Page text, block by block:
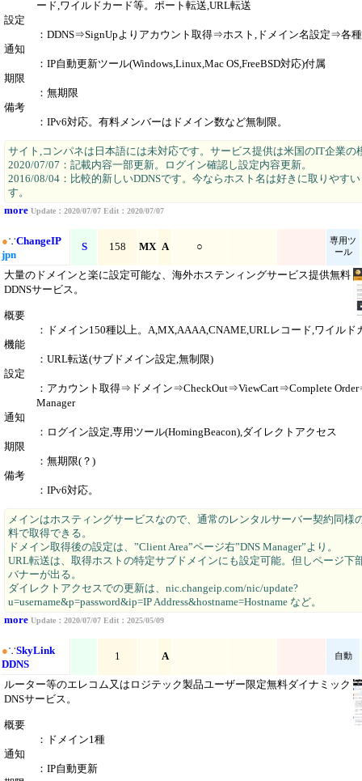
ード,ワイルドカード等。ポート転送,URL転送
設定
：DDNS⇒SignUpよりアカウント取得⇒ホスト,ドメイン名設定⇒各
通知
：IP自動更新ツール(Windows,Linux,Mac OS,FreeBSD対応)付属
期限
：無期限
備考
：IPv6対応。有料メンバーはドメイン数など無制限。
サイト,コンパネは日本語には未対応です。サービス提供は米国のIT企業の
2020/07/07：記載内容一部更新。ログイン確認し設定内容更新。
2016/08/04：比較的新しいDDNSです。今ならホスト名は好きに取りやす
す。
more Update：2020/07/07 Edit：2020/07/07
●∵ChangeIP
jpn
S 158 MX A ○
専用ツ
ール
大量のドメインと楽に設定可能な、海外ホステンィングサービス提供無料
DDNSサービス。
概要
：ドメイン150種以上。A,MX,AAAA,CNAME,URLレコード,ワイルド
機能
：URL転送(サブドメイン設定,無制限)
設定
：アカウント取得⇒ドメイン⇒CheckOut⇒ViewCart⇒Complete
Manager
通知
：ログイン設定,専用ツール(HomingBeacon),ダイレクトアクセス
期限
：無期限(？)
備考
：IPv6対応。
メインはホスティングサービスなので、通常のレンタルサーバー契約同様
料で取得できる。
ドメイン取得後の設定は、”Client Area”ページ右”DNS Manager”より。
URL転送は、取得ホストの特定サブドメインにも設定可能。但しページ下
バナーが出る。
ダイレクトアクセスでの更新は、nic.changeip.com/nic/update?
u=username&p=password&ip=IP Address&hostname=Hostname など。
more Update：2020/07/07 Edit：2025/05/09
●∵SkyLink
DDNS
1 A 自動
ルーター等のエレコム又はロジテック製品ユーザー限定無料ダイナミック
DNSサービス。
概要
：ドメイン1種
通知
：IP自動更新